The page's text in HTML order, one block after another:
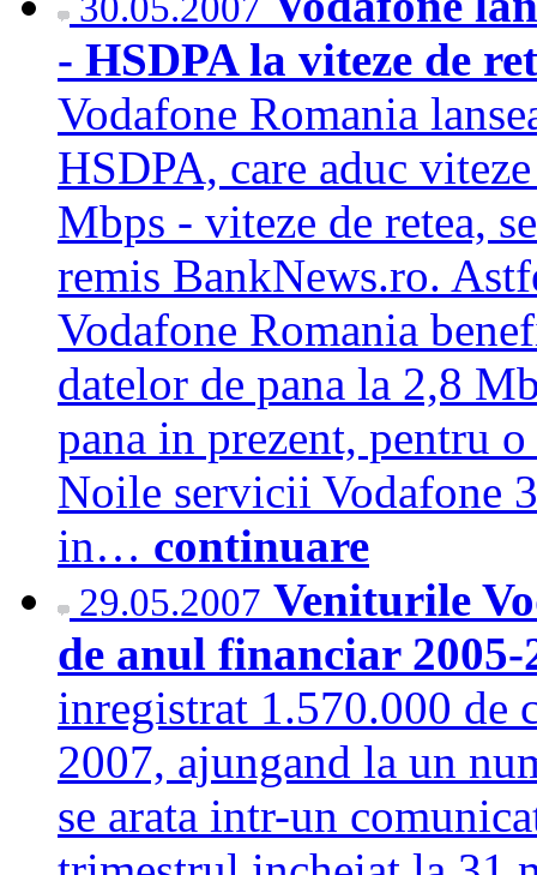
- HSDPA la viteze de
Vodafone Romania
HSDPA, care aduc
Mbps - viteze de retea,
remis BankNews.ro.
Vodafone Romania
datelor de pana la 2,8
pana in prezent, pentru
Noile servicii Vodafone
in… continuare
29.05.2007 Veniturile
de anul financiar
inregistrat 1.570.000
2007, ajungand la un
se arata intr-un